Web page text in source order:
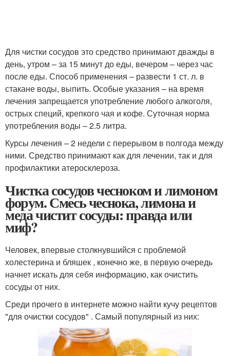
Для чистки сосудов это средство принимают дважды в
день, утром – за 15 минут до еды, вечером – через час
после еды. Способ применения – развести 1 ст. л. в
стакане воды, выпить. Особые указания – на время
лечения запрещается употребление любого алкоголя,
острых специй, крепкого чая и кофе. Суточная норма
употребления воды – 2.5 литра.
Курсы лечения – 2 недели с перерывом в полгода между
ними. Средство принимают как для лечении, так и для
профилактики атеросклероза.
Чистка сосудов чесноком и лимоном
форум. Смесь чеснока, лимона и
меда чистит сосуды: правда или
миф?
Человек, впервые столкнувшийся с проблемой
холестерина и бляшек , конечно же, в первую очередь
начнет искать для себя информацию, как очистить
сосуды от них.
Среди прочего в интернете можно найти кучу рецептов
"для очистки сосудов" . Самый популярный из них: